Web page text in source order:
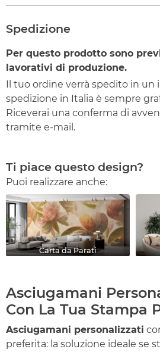
Spedizione
Per questo prodotto sono
lavorativi di produzione.
Il tuo ordine verrà spedito in un
spedizione in Italia è sempre
Riceverai una conferma di
tramite e-mail.
Ti piace questo design?
Puoi realizzare anche:
Carta da Parati
Asciugamani
Con La Tua Stampa
Asciugamani personalizzati
preferita: la soluzione ideale se